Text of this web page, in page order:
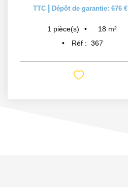
TTC
Dépôt de garantie: 676 €
1 pièce(s) 18 m²
Réf : 367